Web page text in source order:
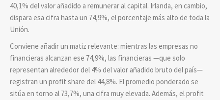
40,1% del valor añadido a remunerar al capital. Irlanda, en cambio,
dispara esa cifra hasta un 74,9%, el porcentaje más alto de toda la
Unión.
Conviene añadir un matiz relevante: mientras las empresas no
financieras alcanzan ese 74,9%, las financieras —que solo
representan alrededor del 4% del valor añadido bruto del país—
registran un profit share del 44,8%. El promedio ponderado se
sitúa en torno al 73,7%, una cifra muy elevada. Además, el profit